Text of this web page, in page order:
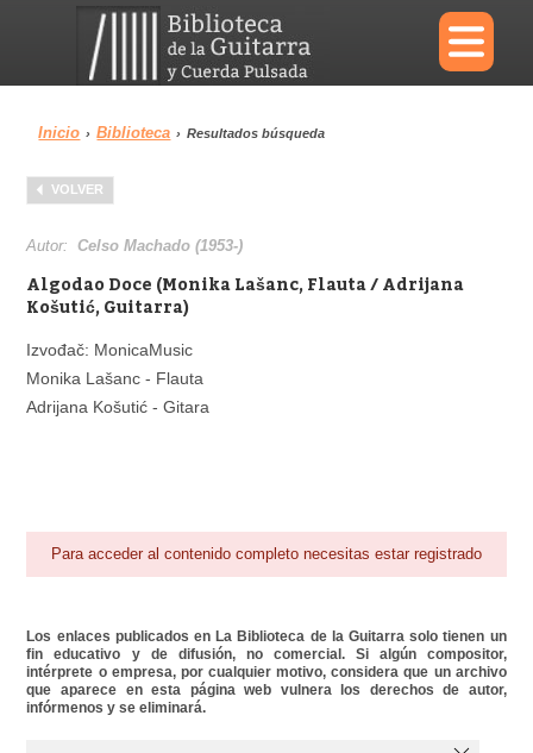
×
Menu
Biblioteca
Inicio › Biblioteca › Resultados búsqueda
VOLVER
Autor:Celso Machado (1953-)
Algodao Doce (Monika Lašanc, Flauta / Adrijana
Košutić, Guitarra)
Izvođač: MonicaMusic
Monika Lašanc - Flauta
Adrijana Košutić - Gitara
Para acceder al contenido completo necesitas estar registrado
Los enlaces publicados en La Biblioteca de la Guitarra solo tienen un
fin educativo y de difusión, no comercial. Si algún compositor,
intérprete o empresa, por cualquier motivo, considera que un archivo
que aparece en esta página web vulnera los derechos de autor,
infórmenos y se eliminará.